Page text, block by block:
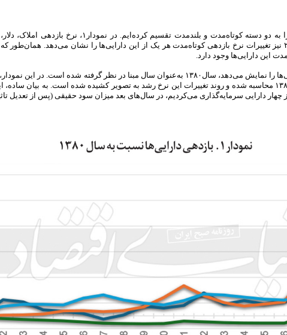
برای بررسی بازدهی دارایی‌ها، مطالعه را به دو دسته کوتاه‌مدت و
بلندمدت نمایش داده شده است. نمودار۲ نیز تغییرات نرخ بازدهی کوتاه‌مدت هر یک از این دارایی‌ها را نشان
این دارایی‌ها وجود دارد.
در نمودار۱ که نرخ بازدهی بلندمدت دارایی‌ها را نمایش می‌دهد، سال۱۳۸۰ به‌عنوان سال مبنا در نظر
از دارایی‌ها نسبت به ارزش آنها در سال۱۳۸۰ محاسبه شده و روند تغییرات این نرخ رشد به تصویر کشیده شده است. به
هر یک از چهار دارایی سرمایه‌گذاری می‌کردیم، در سال‌های بعد میزان سود حقیقی (پس از تعدیل